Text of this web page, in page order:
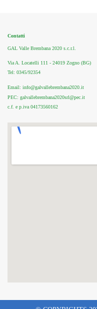
Contatti
GAL Valle Brembana 2020 s.c.r.l.
Via A. Locatelli 111 - 24019 Zogno (BG)
Tel: 0345/92354
Email: info@galvallebrembana2020.it
PEC: galvallebrembana2020srl@pec.it
c.f. e p.iva 04173560162